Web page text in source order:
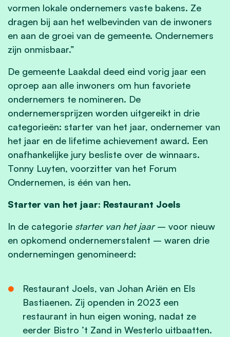
vormen lokale ondernemers vaste bakens. Ze
dragen bij aan het welbevinden van de inwoners
en aan de groei van de gemeente. Ondernemers
zijn onmisbaar.”
De gemeente Laakdal deed eind vorig jaar een
oproep aan alle inwoners om hun favoriete
ondernemers te nomineren. De
ondernemersprijzen worden uitgereikt in drie
categorieën: starter van het jaar, ondernemer van
het jaar en de lifetime achievement award. Een
onafhankelijke jury besliste over de winnaars.
Tonny Luyten, voorzitter van het Forum
Ondernemen, is één van hen.
Starter van het jaar: Restaurant Joels
In de categorie starter van het jaar– voor nieuw
en opkomend ondernemerstalent – waren drie
ondernemingen genomineerd:
Restaurant Joels, van Johan Ariën en Els
Bastiaenen. Zij openden in 2023 een
restaurant in hun eigen woning, nadat ze
eerder Bistro ’t Zand in Westerlo uitbaatten.